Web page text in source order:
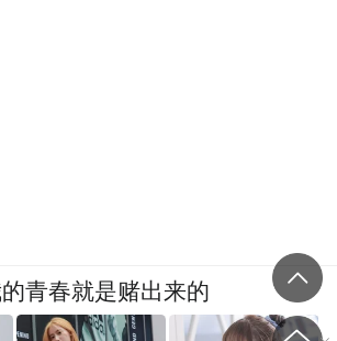
青春就是赌出来的